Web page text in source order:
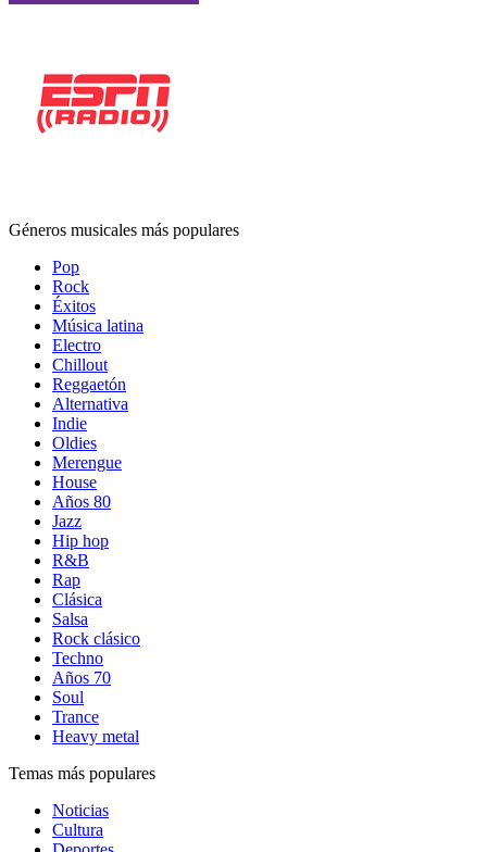
Géneros musicales más populares
Pop
Rock
Éxitos
Música latina
Electro
Chillout
Reggaetón
Alternativa
Indie
Oldies
Merengue
House
Años 80
Jazz
Hip hop
R&B
Rap
Clásica
Salsa
Rock clásico
Techno
Años 70
Soul
Trance
Heavy metal
Temas más populares
Noticias
Cultura